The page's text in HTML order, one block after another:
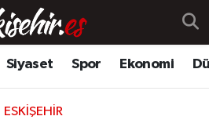
Siyaset Spor Ekonomi
ESKIŞEHIR